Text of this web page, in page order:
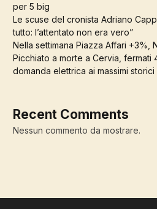
per 5 big
Le scuse del cronista Adriano
tutto: l’attentato non era vero”
Nella settimana Piazza Affari +3%,
Picchiato a morte a Cervia, fermati
domanda elettrica ai massimi storici
Recent Comments
Nessun commento da mostrare.